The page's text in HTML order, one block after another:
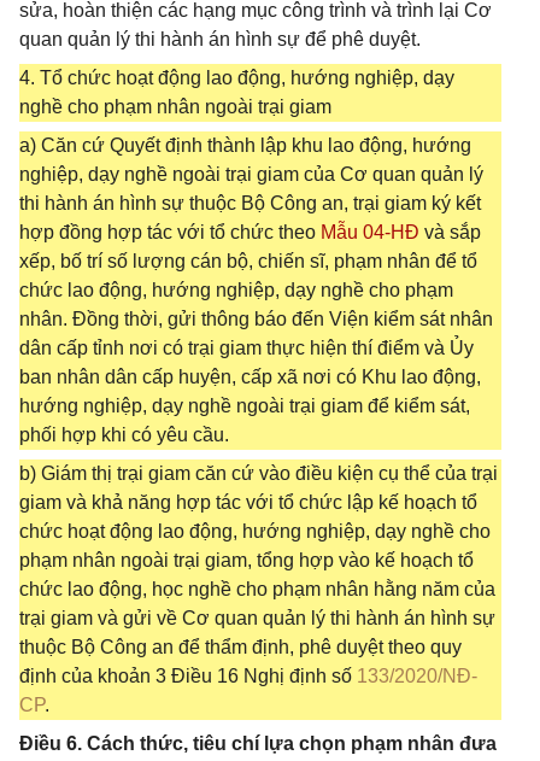
sửa, hoàn thiện các hạng mục công trình và trình lại Cơ
quan quản lý thi hành án hình sự để phê duyệt.
4. Tổ chức hoạt động lao động, hướng nghiệp, dạy
nghề cho phạm nhân ngoài trại giam
a) Căn cứ Quyết định thành lập khu lao động, hướng
nghiệp, dạy nghề ngoài trại giam của Cơ quan quản lý
thi hành án hình sự thuộc Bộ Công an, trại giam ký kết
hợp đồng hợp tác với tổ chức theo Mẫu 04-HĐ và sắp
xếp, bố trí số lượng cán bộ, chiến sĩ, phạm nhân để tổ
chức lao động, hướng nghiệp, dạy nghề cho phạm
nhân. Đồng thời, gửi thông báo đến Viện kiểm sát nhân
dân cấp tỉnh nơi có trại giam thực hiện thí điểm và Ủy
ban nhân dân cấp huyện, cấp xã nơi có Khu lao động,
hướng nghiệp, dạy nghề ngoài trại giam để kiểm sát,
phối hợp khi có yêu cầu.
b) Giám thị trại giam căn cứ vào điều kiện cụ thể của trại
giam và khả năng hợp tác với tổ chức lập kế hoạch tổ
chức hoạt động lao động, hướng nghiệp, dạy nghề cho
phạm nhân ngoài trại giam, tổng hợp vào kế hoạch tổ
chức lao động, học nghề cho phạm nhân hằng năm của
trại giam và gửi về Cơ quan quản lý thi hành án hình sự
thuộc Bộ Công an để thẩm định, phê duyệt theo quy
định của khoản 3 Điều 16 Nghị định số 133/2020/NĐ-
CP.
Điều 6. Cách thức, tiêu chí lựa chọn phạm nhân đưa